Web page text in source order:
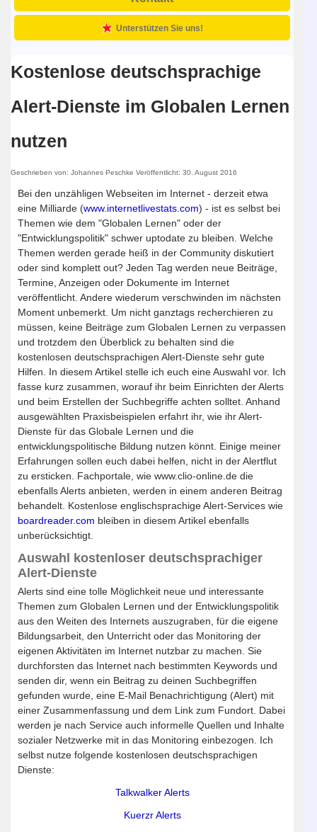
Unterstützen Sie uns!
Kostenlose deutschsprachige
Alert-Dienste im Globalen Lernen
nutzen
Geschrieben von: Johannes Peschke Veröffentlicht: 30. August 2016
Bei den unzähligen Webseiten im Internet - derzeit etwa
eine Milliarde (www.internetlivestats.com) - ist es selbst bei
Themen wie dem "Globalen Lernen" oder der
"Entwicklungspolitik" schwer uptodate zu bleiben. Welche
Themen werden gerade heiß in der Community diskutiert
oder sind komplett out? Jeden Tag werden neue Beiträge,
Termine, Anzeigen oder Dokumente im Internet
veröffentlicht. Andere wiederum verschwinden im nächsten
Moment unbemerkt. Um nicht ganztags recherchieren zu
müssen, keine Beiträge zum Globalen Lernen zu verpassen
und trotzdem den Überblick zu behalten sind die
kostenlosen deutschsprachigen Alert-Dienste sehr gute
Hilfen. In diesem Artikel stelle ich euch eine Auswahl vor. Ich
fasse kurz zusammen, worauf ihr beim Einrichten der Alerts
und beim Erstellen der Suchbegriffe achten solltet. Anhand
ausgewählten Praxisbeispielen erfahrt ihr, wie ihr Alert-
Dienste für das Globale Lernen und die
entwicklungspolitische Bildung nutzen könnt. Einige meiner
Erfahrungen sollen euch dabei helfen, nicht in der Alertflut
zu ersticken. Fachportale, wie www.clio-online.de die
ebenfalls Alerts anbieten, werden in einem anderen Beitrag
behandelt. Kostenlose englischsprachige Alert-Services wie
boardreader.com bleiben in diesem Artikel ebenfalls
unberücksichtigt.
Auswahl kostenloser deutschsprachiger
Alert-Dienste
Alerts sind eine tolle Möglichkeit neue und interessante
Themen zum Globalen Lernen und der Entwicklungspolitik
aus den Weiten des Internets auszugraben, für die eigene
Bildungsarbeit, den Unterricht oder das Monitoring der
eigenen Aktivitäten im Internet nutzbar zu machen. Sie
durchforsten das Internet nach bestimmten Keywords und
senden dir, wenn ein Beitrag zu deinen Suchbegriffen
gefunden wurde, eine E-Mail Benachrichtigung (Alert) mit
einer Zusammenfassung und dem Link zum Fundort. Dabei
werden je nach Service auch informelle Quellen und Inhalte
sozialer Netzwerke mit in das Monitoring einbezogen. Ich
selbst nutze folgende kostenlosen deutschsprachigen
Dienste:
Talkwalker Alerts
Kuerzr Alerts